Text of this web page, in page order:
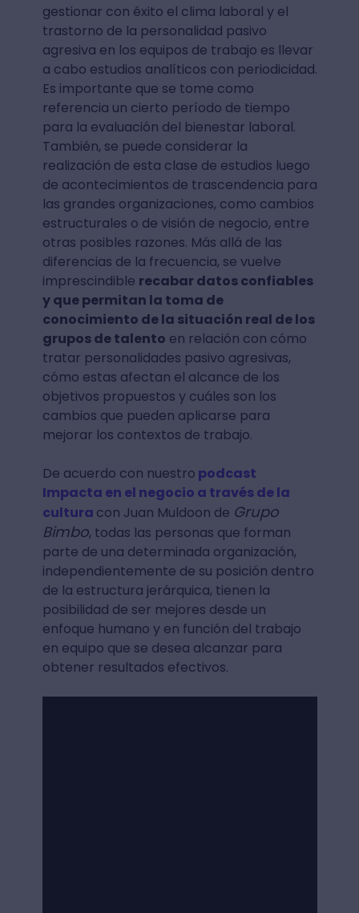
gestionar con éxito el clima laboral y el
trastorno de la personalidad pasivo
agresiva en los equipos de trabajo es llevar
a cabo estudios analíticos con periodicidad.
Es importante que se tome como
referencia un cierto período de tiempo
para la evaluación del bienestar laboral.
También, se puede considerar la
realización de esta clase de estudios luego
de acontecimientos de trascendencia para
las grandes organizaciones, como cambios
estructurales o de visión de negocio, entre
otras posibles razones. Más allá de las
diferencias de la frecuencia, se vuelve
imprescindible recabar datos confiables
y que permitan la toma de
conocimiento de la situación real de los
grupos de talento en relación con cómo
tratar personalidades pasivo agresivas,
cómo estas afectan el alcance de los
objetivos propuestos y cuáles son los
cambios que pueden aplicarse para
mejorar los contextos de trabajo.
De acuerdo con nuestro podcast
Impacta en el negocio a través de la
cultura con Juan Muldoon de Grupo
Bimbo, todas las personas que forman
parte de una determinada organización,
independientemente de su posición dentro
de la estructura jerárquica, tienen la
posibilidad de ser mejores desde un
enfoque humano y en función del trabajo
en equipo que se desea alcanzar para
obtener resultados efectivos.